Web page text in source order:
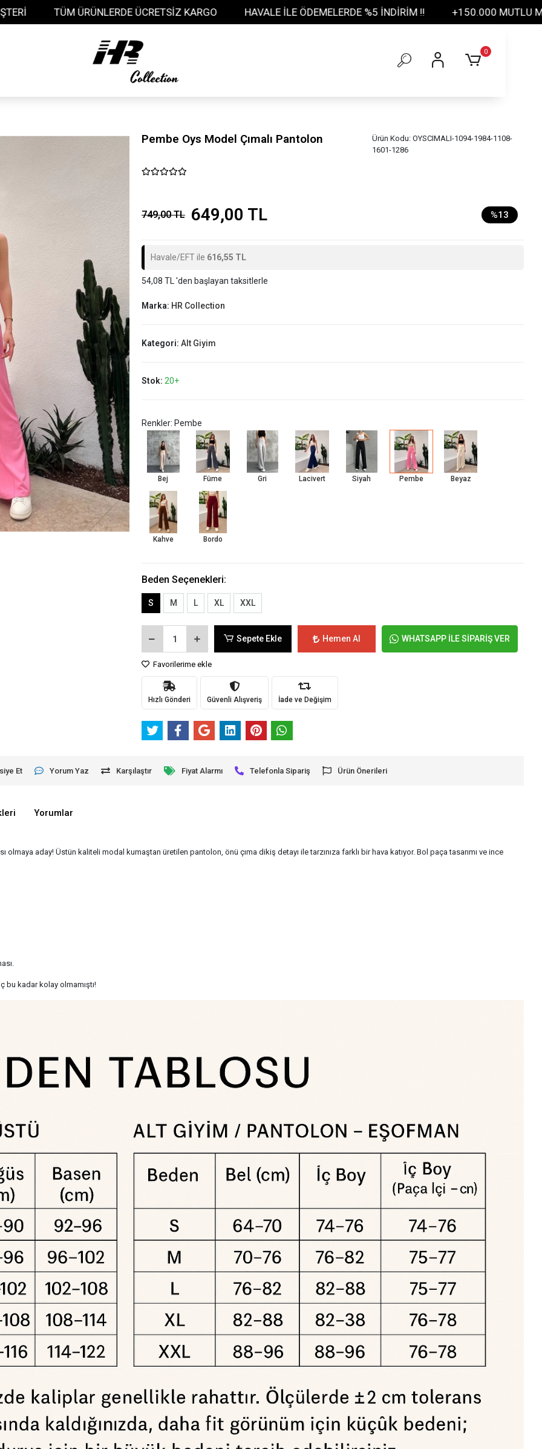
ÜCRETSİZ KARGO HAVALE İLE ÖDEMELERDE %5 İNDİRİM !! +150.000 MUTLU MÜŞTERİ TÜM
0
Pembe Oys Model Çımalı Pantolon Ürün Kodu: OYSCIMALI-1094-1984-1108-
1601-1286
749,00 TL 649,00 TL %13
Havale/EFT ile 616,55 TL
54,08 TL 'den başlayan taksitlerle
Marka: HR Collection
Kategori: Alt Giyim
Stok: 20+
Renkler: Pembe
Bej Füme Gri Lacivert Siyah Pembe Beyaz
Kahve Bordo
Beden Seçenekleri:
S M L XL XXL
Sepete Ekle Hemen Al WHATSAPP İLE SİPARİŞ VER
Favorilerime ekle
Hızlı Gönderi Güvenli Alışveriş İade ve Değişim
Et Yorum Yaz Karşılaştır Fiyat Alarmı Telefonla Sipariş Ürün Önerileri
Yorumlar
olmaya aday! Üstün kaliteli modal kumaştan üretilen pantolon, önü çıma dikiş detayı ile tarzınıza farklı bir hava katıyor. Bol paça tasarımı ve ince
bu kadar kolay olmamıştı!